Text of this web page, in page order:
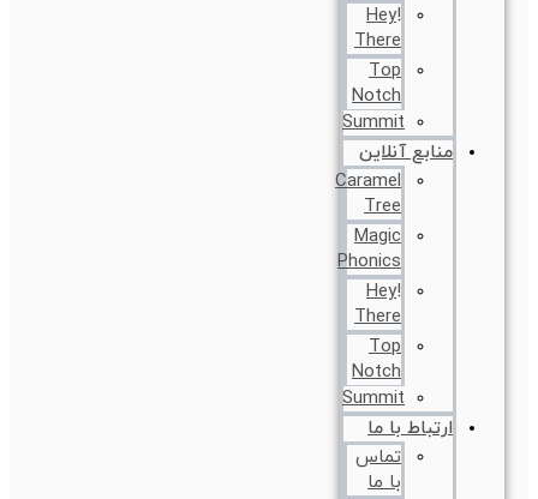
!Hey
There
Top
Notch
Summit
منابع آنلاین
Caramel
Tree
Magic
Phonics
!Hey
There
Top
Notch
Summit
ارتباط با ما
تماس
با ما